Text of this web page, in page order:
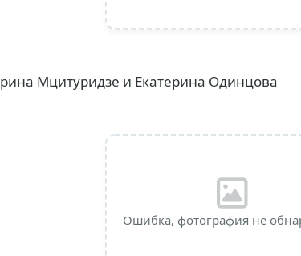
Мцитуридзе и Екатерина Одинцова
Ошибка, фотография не